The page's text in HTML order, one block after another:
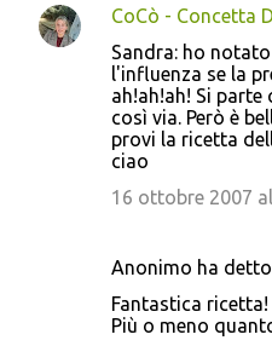
CoCò - Concetta
Sandra: ho
l'influenza se la
ah!ah!ah! Si
così via. Però è
provi la ricetta
ciao
16 ottobre 2007
Anonimo ha
Fantastica ricetta!
Più o meno